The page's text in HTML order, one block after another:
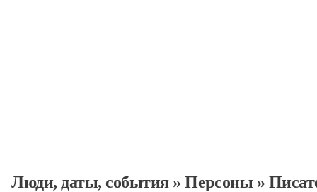
Люди, даты, cобытия»Персоны »